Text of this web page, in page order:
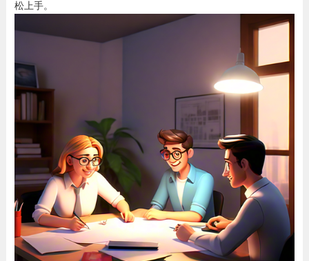
松上手。